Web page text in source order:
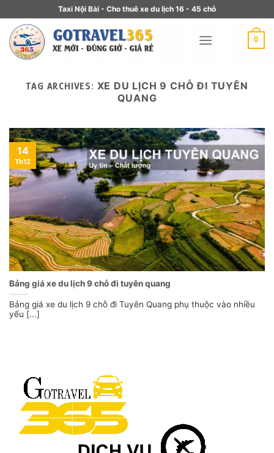
Taxi Nội Bài - Cho thuê xe du lịch 16 - 45 chỗ
0
TAG ARCHIVES: XE DU LỊCH 9 CHỖ ĐI TUYÊN
QUANG
Bảng giá xe du lịch 9 chỗ đi tuyên quang
Bảng giá xe du lịch 9 chỗ đi Tuyên Quang phụ thuộc vào nhiều
yếu [...]
14
Th12